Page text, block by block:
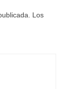
Los